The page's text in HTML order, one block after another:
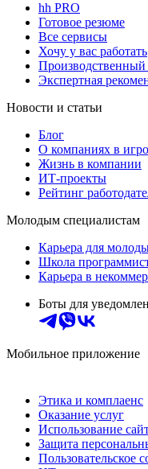
hh PRO
Готовое резюме
Все сервисы
Хочу у вас работать
Производственный
Экспертная
Новости и статьи
Блог
О компаниях в
Жизнь в компании
ИТ-проекты
Рейтинг
Молодым специалистам
Карьера для
Школа
Карьера в
Боты для
Мобильное приложение
Этика и комплаенс
Оказание услуг
Использование
Защита
Пользовательское